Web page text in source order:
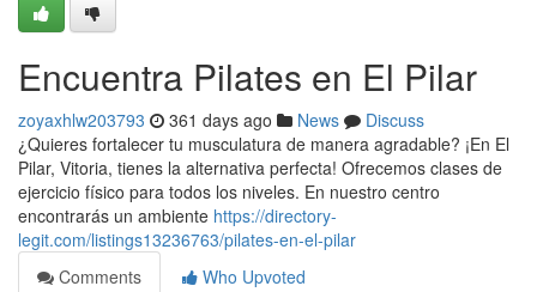
Encuentra Pilates en El Pilar
zoyaxhlw203793 361 days ago News
Discuss
¿Quieres fortalecer tu musculatura de manera agradable? ¡En El
Pilar, Vitoria, tienes la alternativa perfecta! Ofrecemos clases de
ejercicio físico para todos los niveles. En nuestro centro
encontrarás un ambiente https://directory-
legit.com/listings13236763/pilates-en-el-pilar
Comments
Who Upvoted